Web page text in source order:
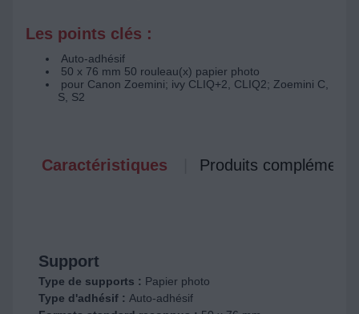
Les points clés :
Auto-adhésif
50 x 76 mm 50 rouleau(x) papier photo
pour Canon Zoemini; ivy CLIQ+2, CLIQ2; Zoemini C,
S, S2
Caractéristiques Produits
Support
Type de supports : Papier photo
Type d'adhésif : Auto-adhésif